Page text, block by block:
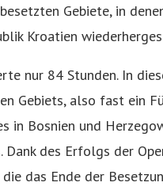
Gebiete, in
Kroatien
nur 84 Stunden. In
Gebiets, also fast ein
in Bosnien und
des Erfolgs der
das Ende der